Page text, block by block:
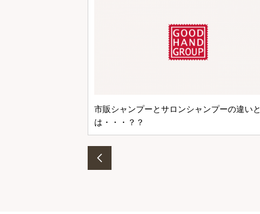
市販シャンプーとサロンシャンプーの違いと
は・・・？？